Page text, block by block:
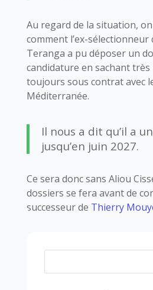
Au regard de la situation,
comment l’ex-sélectionneur
Teranga a pu déposer un
candidature en sachant très
toujours sous contrat avec
Méditerranée.
Il nous a dit qu’il a
jusqu’en juin 2027.
Ce sera donc sans Aliou
dossiers se fera avant de
successeur de Thierry